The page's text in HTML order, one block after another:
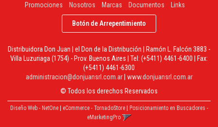
Promociones Nosotros Marcas Documentos Links
Botón de Arrepentimiento
Distribuidora Don Juan | el Don de la Distribución | Ramón L. Falcón 3883 -
Villa Luzuriaga (1754) - Prov. Buenos Aires | Tel: (+5411) 4461-6400 | Fax:
(+5411) 4461-6300
administracion@donjuansrl.com.ar| www.donjuansrl.com.ar
© Todos los derechos Reservados
Diseño Web - NetOne| eCommerce - TornadoStore| Posicionamiento en Buscadores -
eMarketingPro